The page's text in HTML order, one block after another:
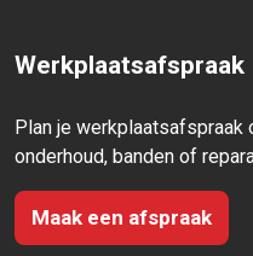
Werkplaatsafspraak
Plan je werkplaatsafspraak
onderhoud, banden of
Maak een afspraak